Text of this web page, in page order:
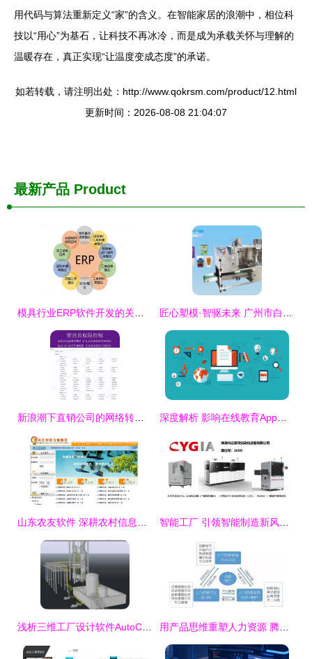
用代码与算法重新定义“家”的含义。在智能家居的浪潮中，相位科
技以“用心”为基石，让科技不再冰冷，而是成为承载关怀与理解的
温暖存在，真正实现“让温度变成态度”的承诺。
如若转载，请注明出处：http://www.qokrsm.com/product/12.html
更新时间：2026-08-08 21:04:07
最新产品 Product